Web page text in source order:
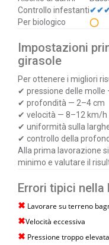
Controllo infestanti
Per biologico
◯
Impostazioni
girasole
Per ottenere i migliori
✔ pressione delle
✔ profondità — 2–4 cm
✔ velocità — 8–12 km/h
✔ uniformità sulla
✔ controllo della
Alla prima lavorazione
minimo e valutare il
Errori tipici
✖ Lavorare su terreno
✖Velocità eccessiva
✖ Pressione troppo